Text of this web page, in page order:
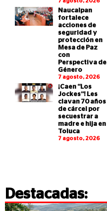
Naucalpan
fortalece
acciones de
seguridad y
protección en
Mesa de Paz
con
Perspectiva de
Género
7 agosto, 2026
¡Caen “Los
Jockes”! Les
clavan 70 años
de cárcel por
secuestrar a
madre e hija en
Toluca
7 agosto, 2026
Destacadas: